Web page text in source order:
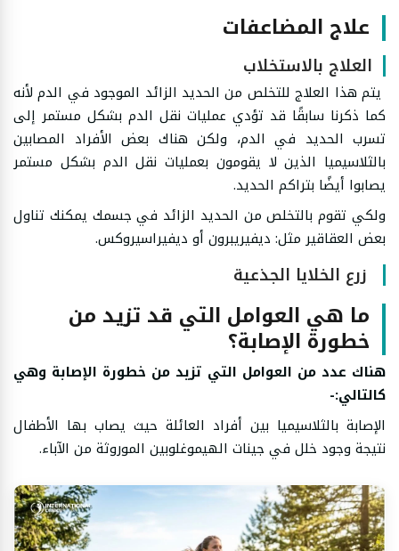
علاج المضاعفات
العلاج بالاستخلاب
يتم هذا العلاج للتخلص من الحديد الزائد الموجود في الدم لأنه
كما ذكرنا سابقًا قد تؤدي عمليات نقل الدم بشكل مستمر إلى
تسرب الحديد في الدم، ولكن هناك بعض الأفراد المصابين
بالثلاسيميا الذين لا يقومون بعمليات نقل الدم بشكل مستمر
يصابوا أيضًا بتراكم الحديد.
ولكي تقوم بالتخلص من الحديد الزائد في جسمك يمكنك تناول
بعض العقاقير مثل: ديفيريبرون أو ديفيراسيروكس.
زرع الخلايا الجذعية
ما هي العوامل التي قد تزيد من
خطورة الإصابة؟
هناك عدد من العوامل التي تزيد من خطورة الإصابة وهي
كالتالي:-
الإصابة بالثلاسيميا بين أفراد العائلة حيث يصاب بها الأطفال
نتيجة وجود خلل في جينات الهيموغلوبين الموروثة من الآباء.